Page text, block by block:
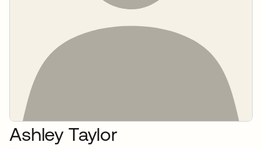
Ashley Taylor